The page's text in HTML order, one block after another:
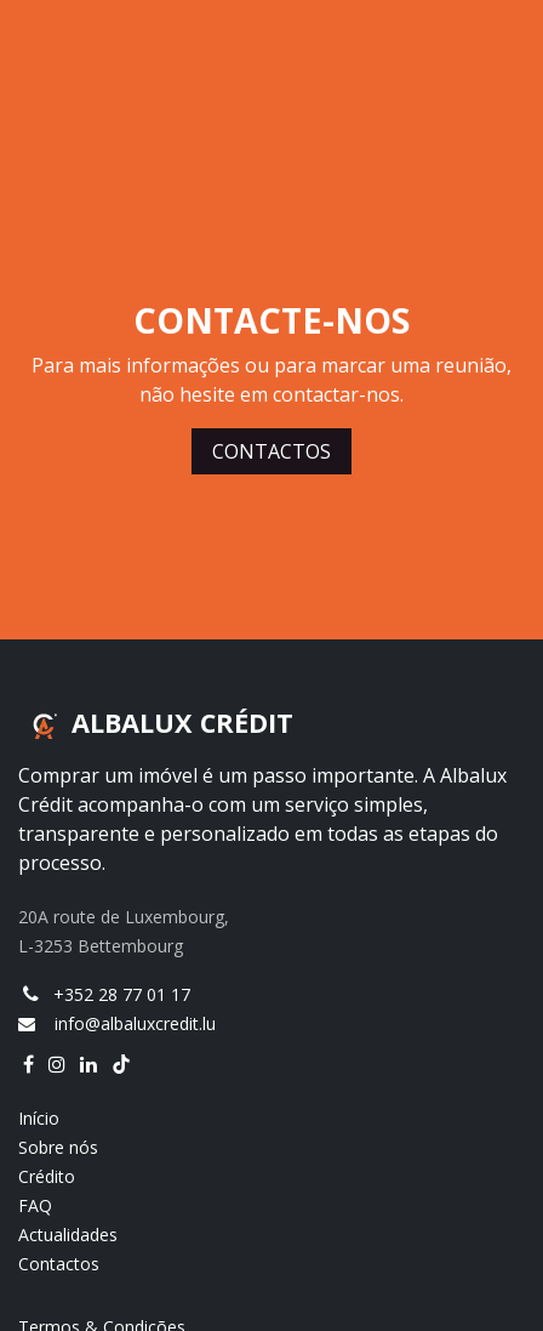
CONTACTE-NOS
Para mais informações ou para marcar uma reunião,
não hesite em contactar-nos.
CONTACTOS
ALBALUX CRÉDIT
Comprar um imóvel é um passo importante. A Albalux
Crédit acompanha-o com um serviço simples,
transparente e personalizado em todas as etapas do
processo.
20A route de Luxembourg,
L-3253 Bettembourg
+352 28 77 01 17
info@albaluxcredit.lu
Início
Sobre nós
Crédito
FAQ
Actualidades
Contactos